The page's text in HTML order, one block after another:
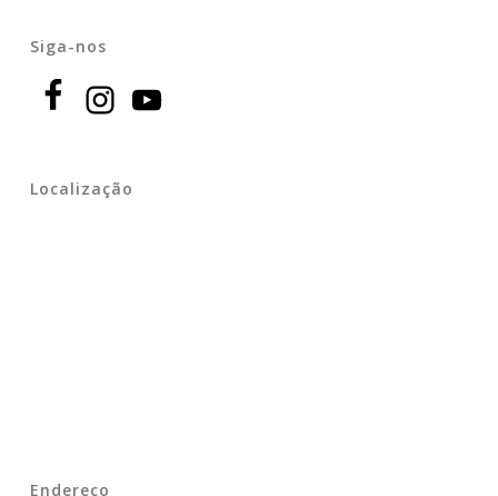
Siga-nos
Localização
Endereço